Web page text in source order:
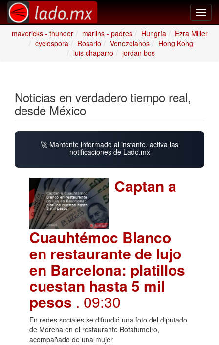
mavericks - thunder
marlins - padres Hungría
Ezra Miller
cyclospora
Rosario Venezolanos
Hong Kong
luis chaparro
jordan bos
Noticias en verdadero tiempo real,
desde México
🚀 Mantente informado al instante, activa las
notificaciones de Lado.mx
Captan a
Cuauhtémoc Blanco
en restaurante de lujo
en Barcelona: platillos
cuestan hasta 5 mil
pesos . 09:30
En redes sociales se difundió una foto del diputado
de Morena en el restaurante Botafumeiro,
acompañado de una mujer